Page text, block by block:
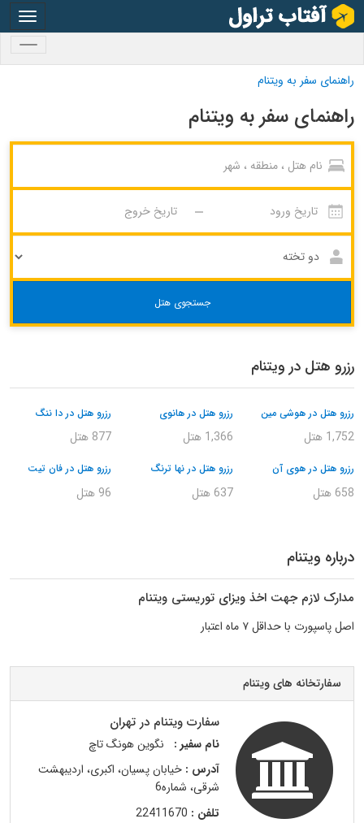
راهنمای سفر به ویتنام
راهنمای سفر به ویتنام
جستجوی هتل
رزرو هتل در ویتنام
رزرو هتل در هوشی مین
1,752 هتل
رزرو هتل در هانوی
1,366 هتل
رزرو هتل در دا ننگ
877 هتل
رزرو هتل در هوی آن
658 هتل
رزرو هتل در نها ترنگ
637 هتل
رزرو هتل در فان تیت
96 هتل
درباره ویتنام
مدارک لازم جهت اخذ ویزای توریستی ویتنام
اصل پاسپورت با حداقل ۷ ماه اعتبار
سفارتخانه های ویتنام
سفارت ویتنام در تهران
نام سفیر :
نگوین هونگ تاچ
آدرس : خیابان پسیان، اکبری، اردیبهشت
شرقی، شماره6
تلفن : 22411670